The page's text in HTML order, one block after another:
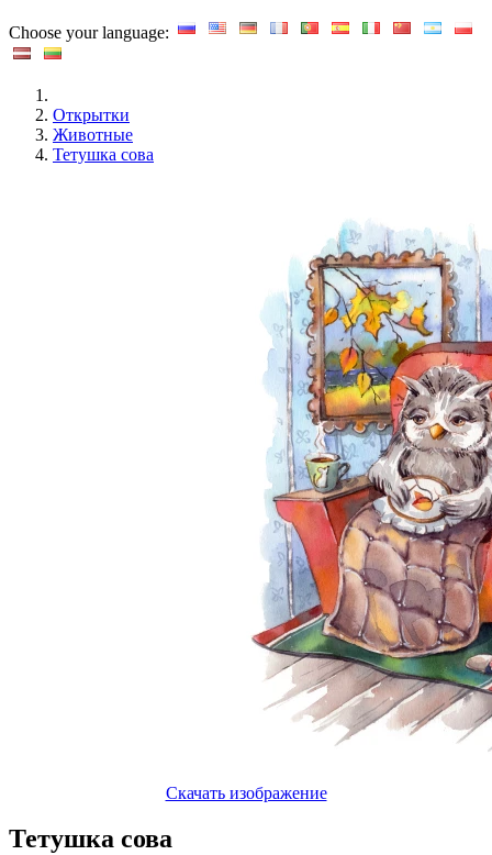
Choose your language:
Открытки
Животные
Тетушка сова
Скачать изображение
Тетушка сова